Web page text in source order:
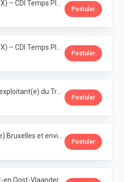
Postuler
Postuler
Postuler
Postuler